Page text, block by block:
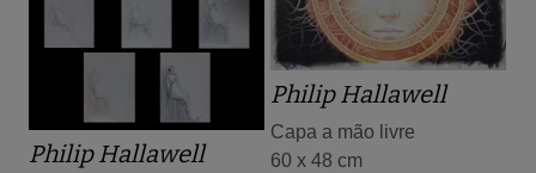
Philip Hallawell
Capa a mão livre
60 x 48 cm
Philip Hallawell